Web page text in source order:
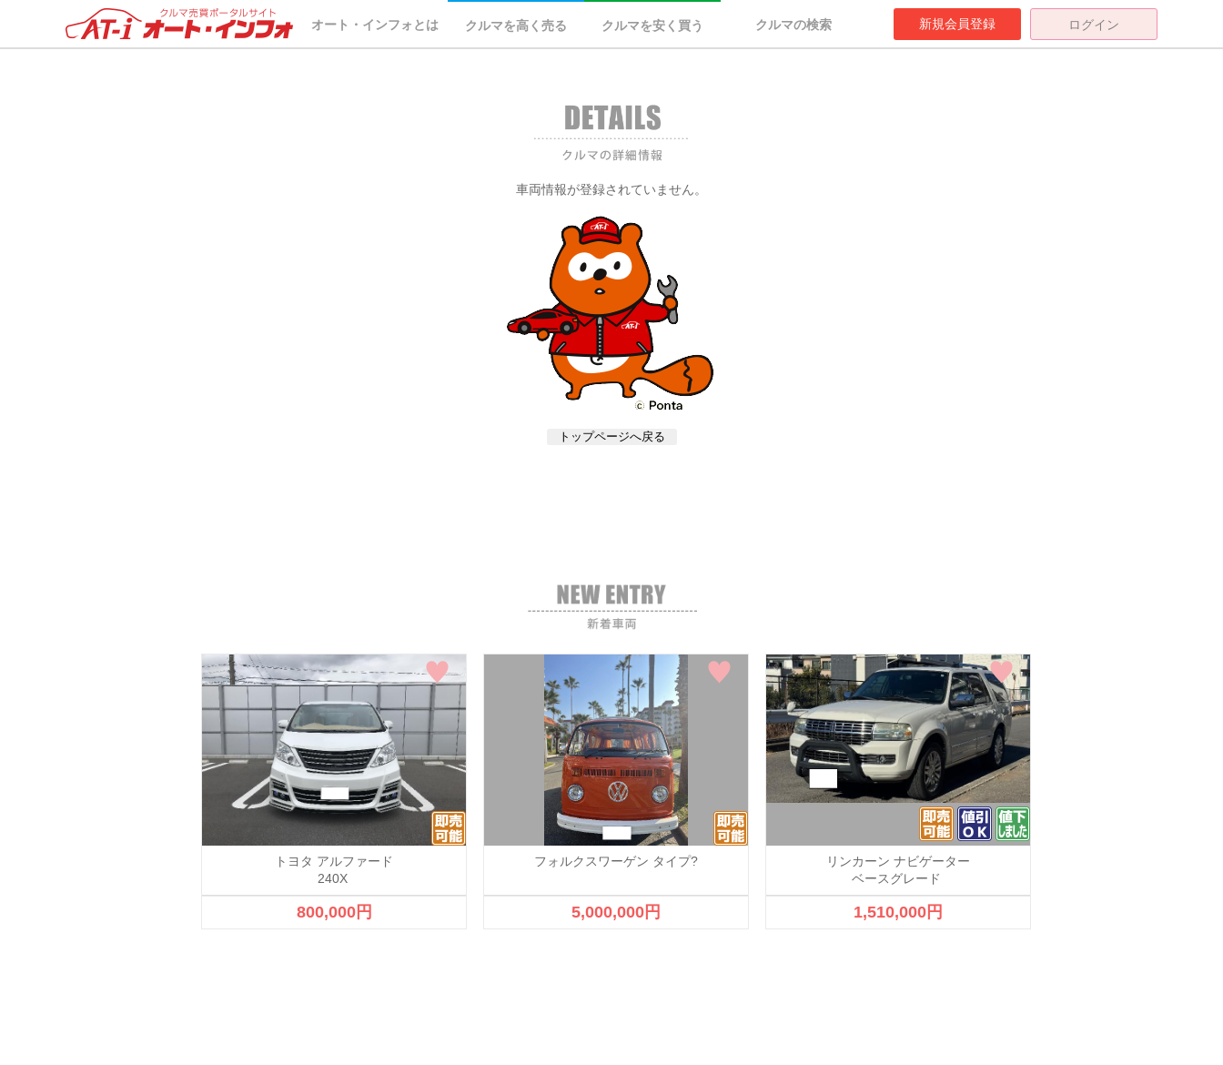
車両が選択されていません。
オート・インフォとは
クルマを高く売る クルマを安く買う クルマの検索 新規会員登録 ログイン
車両情報が登録されていません。
トヨタ アルファード
240X
800,000円
フォルクスワーゲン タイプ?
5,000,000円
リンカーン ナビゲーター
ベースグレード
1,510,000円